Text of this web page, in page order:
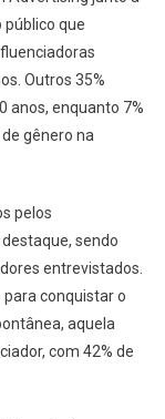
público que
Outros 35%
anos, enquanto 7%
gênero na
pelos
sendo
entrevistados.
conquistar o
aquela
com 42% de